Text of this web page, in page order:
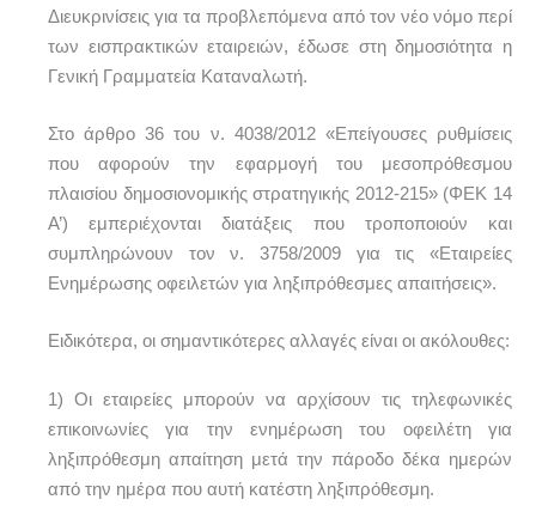
Διευκρινίσεις για τα προβλεπόμενα από τον νέο νόμο περί
των εισπρακτικών εταιρειών, έδωσε στη δημοσιότητα η
Γενική Γραμματεία Καταναλωτή.
Στο άρθρο 36 του ν. 4038/2012 «Επείγουσες ρυθμίσεις
που αφορούν την εφαρμογή του μεσοπρόθεσμου
πλαισίου δημοσιονομικής στρατηγικής 2012-215» (ΦΕΚ 14
Α’) εμπεριέχονται διατάξεις που τροποποιούν και
συμπληρώνουν τον ν. 3758/2009 για τις «Εταιρείες
Ενημέρωσης οφειλετών για ληξιπρόθεσμες απαιτήσεις».
Ειδικότερα, οι σημαντικότερες αλλαγές είναι οι ακόλουθες:
1) Οι εταιρείες μπορούν να αρχίσουν τις τηλεφωνικές
επικοινωνίες για την ενημέρωση του οφειλέτη για
ληξιπρόθεσμη απαίτηση μετά την πάροδο δέκα ημερών
από την ημέρα που αυτή κατέστη ληξιπρόθεσμη.